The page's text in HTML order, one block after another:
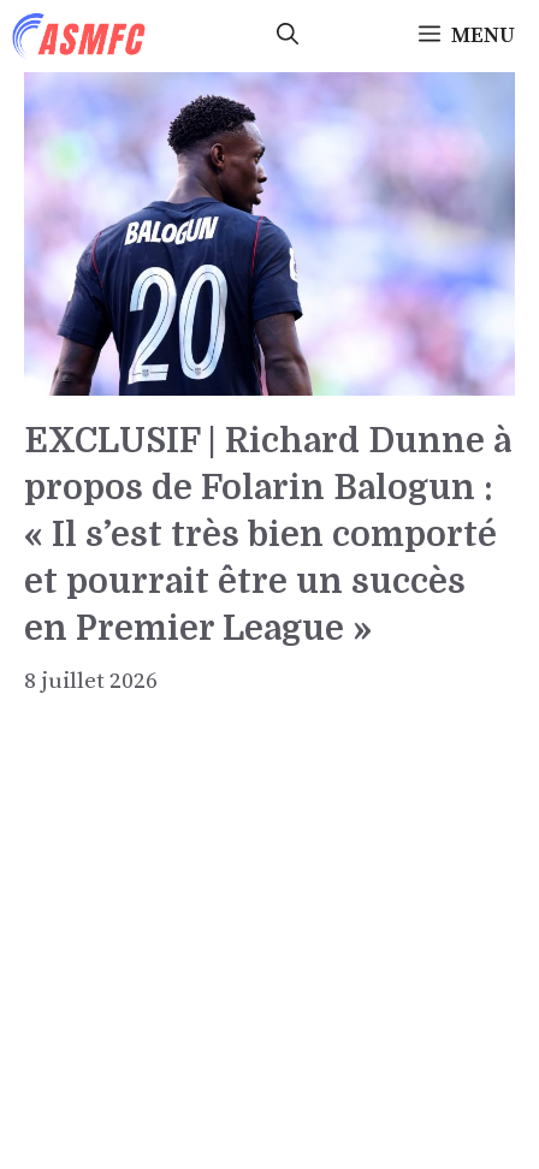
Aller
au
contenu
MENU
EXCLUSIF | Richard Dunne à
propos de Folarin Balogun :
« Il s’est très bien comporté
et pourrait être un succès
en Premier League »
8 juillet 2026